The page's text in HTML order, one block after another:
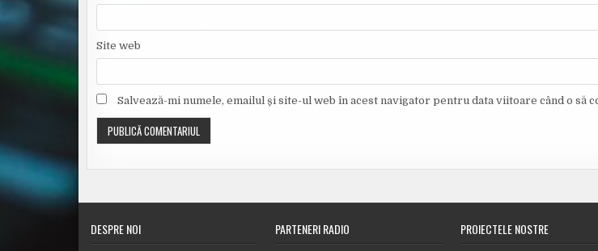
Site web
Salvează-mi numele, emailul și site-ul web în acest navigator pentru data viitoare când o să
DESPRE NOI PARTENERI RADIO PROIECTELE NOSTRE